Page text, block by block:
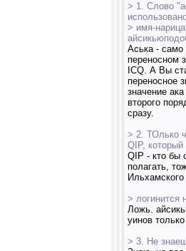
> 1. Слово
> имя-
Аська - само
переносном
ICQ. А Вы
переносное
значение
второго
сразу.
> 2. ТОлько
QIP, который
QIP - кто бы
полагать,
> логинится
Ложь.
уинов
> 3. Не